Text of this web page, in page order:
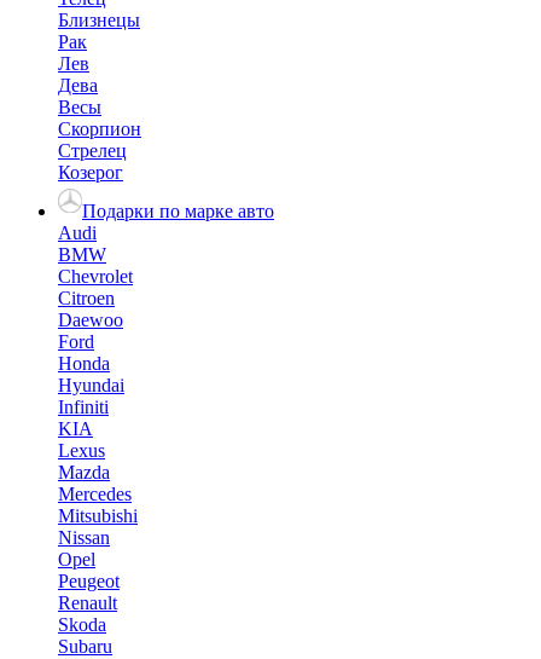
Близнецы
Рак
Лев
Дева
Весы
Скорпион
Стрелец
Козерог
Подарки по марке авто
Audi
BMW
Chevrolet
Citroen
Daewoo
Ford
Honda
Hyundai
Infiniti
KIA
Lexus
Mazda
Mercedes
Mitsubishi
Nissan
Opel
Peugeot
Renault
Skoda
Subaru